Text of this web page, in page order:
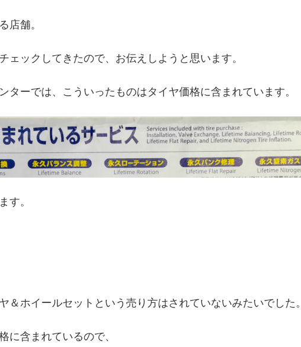
店舗。
ェックしてきたので、お伝えしようと思います。
ターでは、こういったものはタイヤ価格に含まれています。
す。
＆ホイールセットという売り方はされていないみたいでした。
に含まれているので、